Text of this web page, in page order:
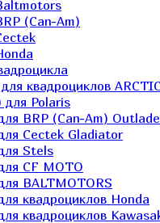
(Can-Am)
квадроциклов
для Polaris
BRP (Can-Am)
Cectek Gladiator
Stels
СF MOTO
BALTMOTORS
квадроциклов Honda
квадроциклов